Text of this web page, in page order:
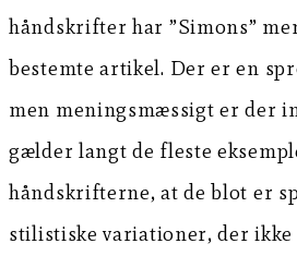
håndskrifter har ”Simons”
bestemte artikel. Der er en
men meningsmæssigt er der
gælder langt de fleste
håndskrifterne, at de blot er
stilistiske variationer, der ikke